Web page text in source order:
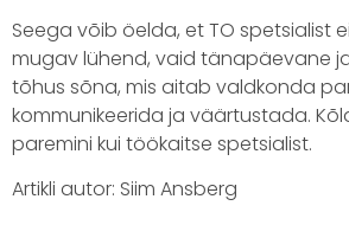
Seega võib öelda, et TO spetsialist
mugav lühend, vaid tänapäevane
tõhus sõna, mis aitab valdkonda
kommunikeerida ja väärtustada.
paremini kui töökaitse spetsialist.
Artikli autor: Siim Ansberg